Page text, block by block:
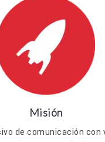
Misión
de comunicación con